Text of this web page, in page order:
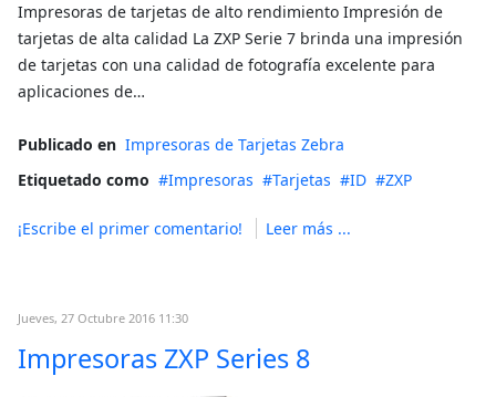
Impresoras de tarjetas de alto rendimiento Impresión de
tarjetas de alta calidad La ZXP Serie 7 brinda una impresión
de tarjetas con una calidad de fotografía excelente para
aplicaciones de…
Publicado en Impresoras de Tarjetas Zebra
Etiquetado como
Impresoras Tarjetas ID ZXP
¡Escribe el primer comentario! Leer más ...
Jueves, 27 Octubre 2016 11:30
Impresoras ZXP Series 8